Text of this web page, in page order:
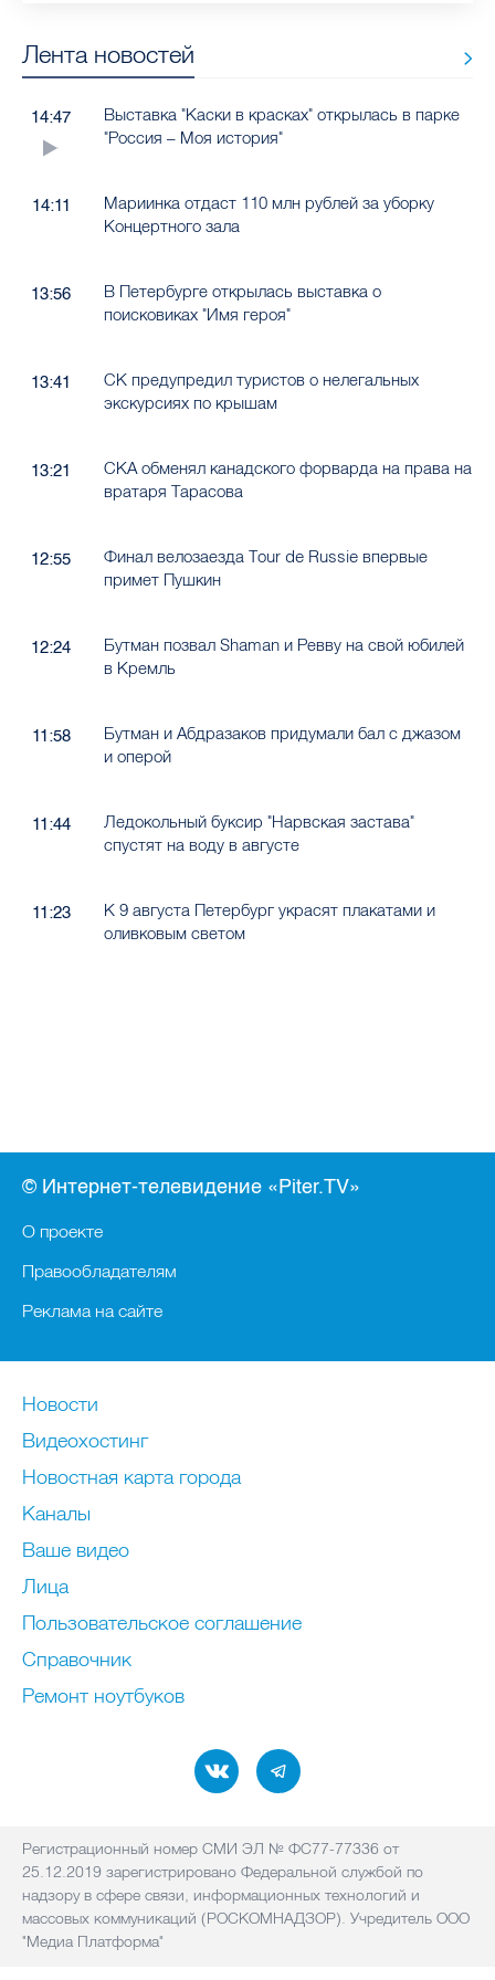
Лента новостей
14:47
Выставка "Каски в красках" открылась в парке
"Россия – Моя история"
14:11
Мариинка отдаст 110 млн рублей за уборку
Концертного зала
13:56
В Петербурге открылась выставка о
поисковиках "Имя героя"
13:41
СК предупредил туристов о нелегальных
экскурсиях по крышам
13:21
СКА обменял канадского форварда на права на
вратаря Тарасова
12:55
Финал велозаезда Tour de Russie впервые
примет Пушкин
12:24
Бутман позвал Shaman и Ревву на свой юбилей
в Кремль
11:58
Бутман и Абдразаков придумали бал с джазом
и оперой
11:44
Ледокольный буксир "Нарвская застава"
спустят на воду в августе
11:23
К 9 августа Петербург украсят плакатами и
оливковым светом
© Интернет-телевидение «Piter.TV»
О проекте
Правообладателям
Реклама на сайте
Новости
Видеохостинг
Новостная карта города
Каналы
Ваше видео
Лица
Пользовательское соглашение
Справочник
Ремонт нoутбуков
Регистрационный номер СМИ ЭЛ № ФС77-77336 от
25.12.2019 зарегистрировано Федеральной службой по
надзору в сфере связи, информационных технологий и
массовых коммуникаций (РОСКОМНАДЗОР). Учредитель ООО
"Медиа Платформа"